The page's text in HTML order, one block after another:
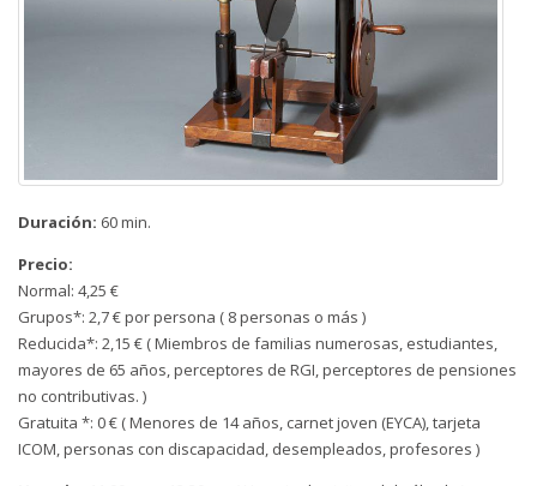
Duración: 60 min.
Precio:
Normal: 4,25 €
Grupos*: 2,7 € por persona ( 8 personas o más )
Reducida*: 2,15 € ( Miembros de familias numerosas, estudiantes,
mayores de 65 años, perceptores de RGI, perceptores de pensiones
no contributivas. )
Gratuita *: 0 € ( Menores de 14 años, carnet joven (EYCA), tarjeta
ICOM, personas con discapacidad, desempleados, profesores )